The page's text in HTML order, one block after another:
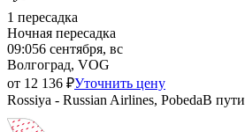
1 пересадка
Ночная пересадка
09:056 сентября, вс
Волгоград, VOG
от 12 136 ₽Уточнить цену
Rossiya - Russian Airlines, PobedaВ пути